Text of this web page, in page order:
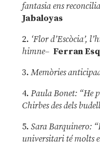
fantasia ens
Jabaloyas
2. ‘Flor d’Escòcia’,
himne– Ferran
3. Memòries
4. Paula Bonet: “He
Chirbes des dels
5. Sara Barquinero:
universitari té molts